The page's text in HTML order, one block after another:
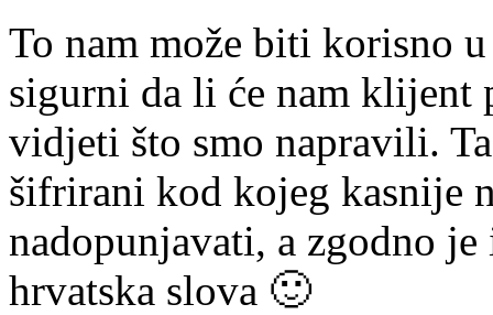
To nam može biti korisno
sigurni da li će nam klijent
vidjeti što smo napravili.
šifrirani kod kojeg kasnije
nadopunjavati, a zgodno
hrvatska slova 🙂